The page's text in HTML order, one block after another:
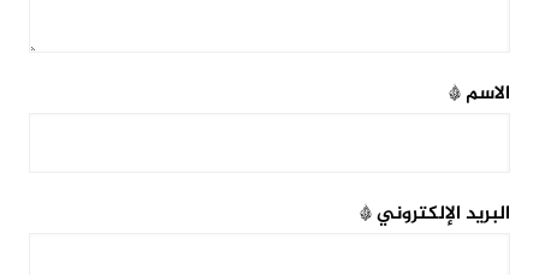
الاسم*
البريد الإلكتروني*